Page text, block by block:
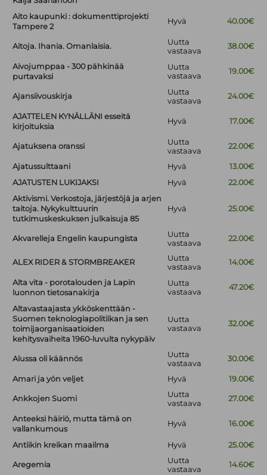
Aito kaupunki : dokumenttiprojekti
Tampere 2
Hyvä 40.00€
Aitoja. Ihania. Omanlaisia.
Uutta
vastaava
38.00€
Aivojumppaa - 300 pähkinää
purtavaksi
Uutta
vastaava
19.00€
Ajansiivouskirja
Uutta
vastaava
24.00€
AJATTELEN KYNÄLLÄNI esseitä
kirjoituksia
Hyvä 17.00€
Ajatuksena oranssi
Uutta
vastaava
22.00€
Ajatussulttaani Hyvä
13.00€
AJATUSTEN LUKIJAKSI
Hyvä
22.00€
Aktivismi. Verkostoja, järjestöjä ja arjen
taitoja. Nykykulttuurin
tutkimuskeskuksen julkaisuja 85
Hyvä 25.00€
Akvarelleja Engelin kaupungista
Uutta
vastaava
22.00€
ALEX RIDER & STORMBREAKER
Uutta
vastaava
14.00€
Alta vita - porotalouden ja Lapin
luonnon tietosanakirja
Uutta
vastaava
47.20€
Altavastaajasta ykköskenttään -
Suomen teknologiapolitiikan ja sen
toimijaorganisaatioiden
kehitysvaiheita 1960-luvulta nykypäiv
Uutta
vastaava
32.00€
Alussa oli käännös
Uutta
vastaava
30.00€
Amari ja yön veljet Hyvä 19.00€
Ankkojen Suomi
Uutta
vastaava
27.00€
Anteeksi häiriö, mutta tämä on
vallankumous
Hyvä 16.00€
Antiikin kreikan maailma Hyvä 25.00€
Aregemia
Uutta
vastaava
14.60€